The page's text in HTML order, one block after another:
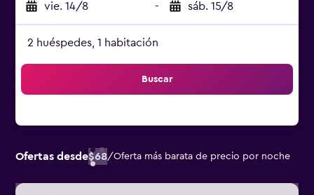
vie. 14/8 - sáb. 15/8
2 huéspedes, 1 habitación
Buscar
Ofertas desde$68/Oferta más barata de precio por noche